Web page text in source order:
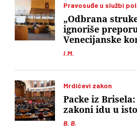
Pravosuđe u službi
I.M.
„Odbrana
ignoriše
Venecijanske
Mrdićevi zakon
B. B.
Packe iz
zakoni idu u